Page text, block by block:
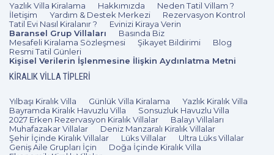
temmuz ve ağustos aylarında, yerleşime tatil
amaçlı gelen gezgin sayısı doruk noktasına
çıkıyor. Haliyle aile ya da arkadaşlar ile
çıkılan tatilde arzu edilen sakin atmosferi
yakalamak zorlaşıyor. Bu zorluğu aşmanın
seçeneklerini değerlendirmekten geçiyor.
Turgutreis kiralık villa teklifleri, muhafazakâr
tatil anlayışına uygun olarak bölgede birkaç
Yazlık Villa Kiralama Hakkımızda
Neden Tatil Villam ?
İletişim
Yardım & Destek Merkezi
Rezervasyon Kontrol
Tatil Evi Nasıl Kiralanır ?
Evinizi Kiraya Verin
Baransel Grup Villaları
Basında Biz
Mesafeli Kiralama Sözleşmesi
Şikayet Bildirimi
Blog
Resmi Tatil Günleri
Kişisel Verilerin İşlenmesine İlişkin Aydınlatma Metni
KIRALIK VILLA TIPLERI
Yılbaşı Kiralık Villa Günlük Villa Kiralama
Yazlık Kiralık Villa
Bayramda Kiralık Havuzlu Villa
Sonsuzluk Havuzlu Villa
2027 Erken Rezervasyon Kiralık Villalar
Balayı Villaları
Muhafazakar Villalar
Deniz Manzaralı Kiralık Villalar
Şehir İçinde Kiralık Villalar
Lüks Villalar
Ultra Lüks Villalar
Geniş Aile Grupları İçin
Doğa İçinde Kiralık Villa